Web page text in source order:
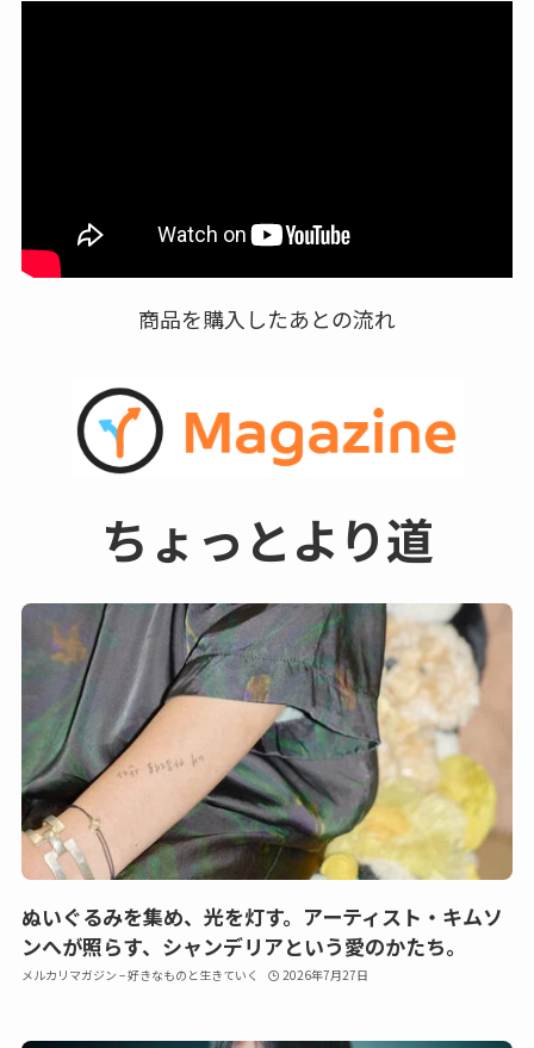
商品を購入したあとの流れ
ちょっとより道
ぬいぐるみを集め、光を灯す。アーティスト・キムソ
ンへが照らす、シャンデリアという愛のかたち。
メルカリマガジン – 好きなものと生きていく 2026年7月27日